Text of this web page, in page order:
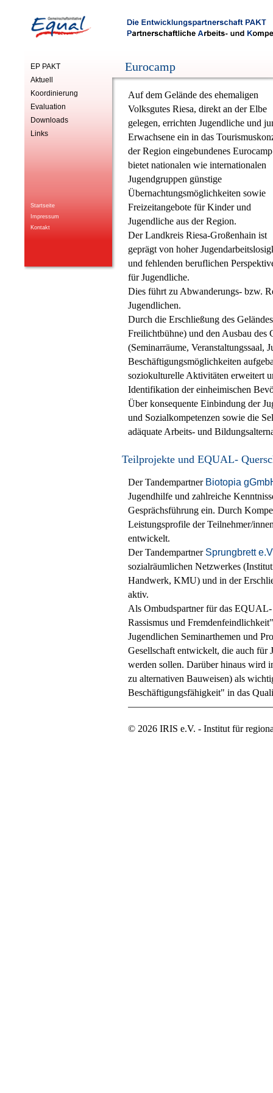
EP PAKT
Aktuell
Koordinierung
Evaluation
Downloads
Links
Startseite
Impressum
Kontakt
Eurocamp
Auf dem Gelände des ehemaligen
Volksgutes Riesa, direkt an der Elbe
gelegen, errichten Jugendliche und
Erwachsene ein in das
der Region eingebundenes
bietet nationalen wie internationalen
Jugendgruppen günstige
Übernachtungsmöglichkeiten sowie
Freizeitangebote für Kinder und
Jugendliche aus der Region.
Der Landkreis Riesa-Großenhain ist
geprägt von hoher
und fehlenden beruflichen
für Jugendliche.
Dies führt zu Abwanderungs- bzw.
Jugendlichen.
Durch die Erschließung des
Freilichtbühne) und den Ausbau des
(Seminarräume, Veranstaltungssaal,
Beschäftigungsmöglichkeiten
soziokulturelle Aktivitäten erweitert
Identifikation der einheimischen
Über konsequente Einbindung der
und Sozialkompetenzen sowie die
adäquate Arbeits- und
Teilprojekte und EQUAL-
Der Tandempartner Biotopia
Jugendhilfe und zahlreiche
Gesprächsführung ein. Durch
Leistungsprofile der Teilnehmer/
entwickelt.
Der Tandempartner Sprungbrett
sozialräumlichen Netzwerkes
Handwerk, KMU) und in der
aktiv.
Als Ombudspartner für das
Rassismus und
Jugendlichen Seminarthemen und
Gesellschaft entwickelt, die auch für
werden sollen. Darüber hinaus wird
zu alternativen Bauweisen) als
Beschäftigungsfähigkeit" in das
© 2026 IRIS e.V. - Institut für